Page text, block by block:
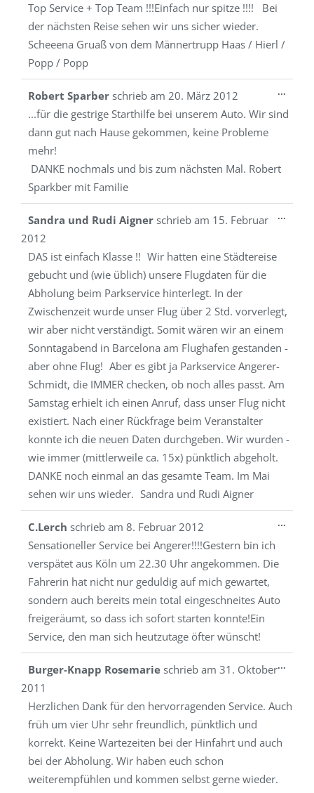
Top Service + Top Team !!!Einfach nur spitze !!!! Bei
der nächsten Reise sehen wir uns sicher wieder.
Scheeena Gruaß von dem Männertrupp Haas / Hierl /
Popp / Popp
Robert Sparber schrieb am 20. März 2012
...für die gestrige Starthilfe bei unserem Auto. Wir sind
dann gut nach Hause gekommen, keine Probleme
mehr!
DANKE nochmals und bis zum nächsten Mal. Robert
Sparkber mit Familie
...
ein-/
Sandra und Rudi Aigner schrieb am 15. Februar
2012
DAS ist einfach Klasse !! Wir hatten eine Städtereise
gebucht und (wie üblich) unsere Flugdaten für die
Abholung beim Parkservice hinterlegt. In der
Zwischenzeit wurde unser Flug über 2 Std. vorverlegt,
wir aber nicht verständigt. Somit wären wir an einem
Sonntagabend in Barcelona am Flughafen gestanden -
aber ohne Flug! Aber es gibt ja Parkservice Angerer-
Schmidt, die IMMER checken, ob noch alles passt. Am
Samstag erhielt ich einen Anruf, dass unser Flug nicht
existiert. Nach einer Rückfrage beim Veranstalter
konnte ich die neuen Daten durchgeben. Wir wurden -
wie immer (mittlerweile ca. 15x) pünktlich abgeholt.
DANKE noch einmal an das gesamte Team. Im Mai
sehen wir uns wieder. Sandra und Rudi Aigner
...
C.Lerch schrieb am 8. Februar 2012
Sensationeller Service bei Angerer!!!!Gestern bin ich
verspätet aus Köln um 22.30 Uhr angekommen. Die
Fahrerin hat nicht nur geduldig auf mich gewartet,
sondern auch bereits mein total eingeschneites Auto
freigeräumt, so dass ich sofort starten konnte!Ein
Service, den man sich heutzutage öfter wünscht!
...
Burger-Knapp Rosemarie schrieb am 31. Oktober
2011
Herzlichen Dank für den hervorragenden Service. Auch
früh um vier Uhr sehr freundlich, pünktlich und
korrekt. Keine Wartezeiten bei der Hinfahrt und auch
bei der Abholung. Wir haben euch schon
weiterempfühlen und kommen selbst gerne wieder.
...